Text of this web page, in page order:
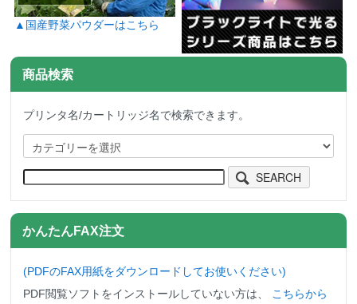
▲国産野菜パウダーはこちら
商品検索
プリンタ名/カートリッジ名で検索できます。
SEARCH
かんたんFAX注文
(PDFのFAX用紙をダウンロード してお使いください)
PDF閲覧ソフトをインストールしていない方は、
こちらから